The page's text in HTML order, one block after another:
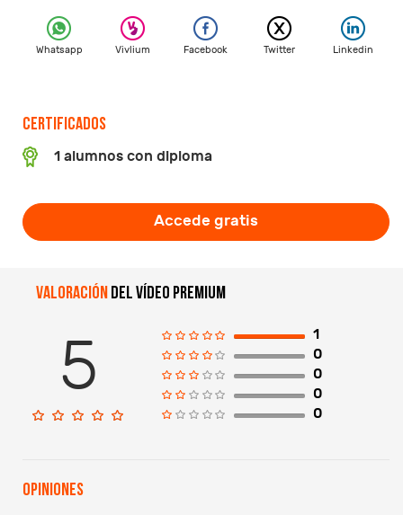
Whatsapp Vivlium Facebook Twitter Linkedin
Certificados
1 alumnos con diploma
Accede gratis
Valoración del vídeo premium
5
1
0
0
0
0
Opiniones